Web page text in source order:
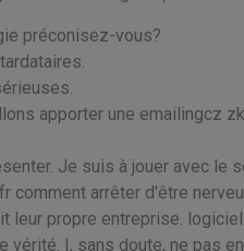
préconisez-vous?
apporter une emailingcz
Je suis à jouer avec le
arrêter d'être
propre entreprise.
I, sans doute, ne pas